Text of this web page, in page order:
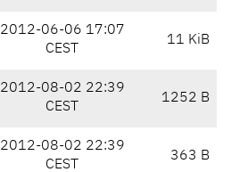
2012-06-06 17:07
CEST
11 KiB
2012-08-02 22:39
CEST
1252 B
2012-08-02 22:39
CEST
363 B